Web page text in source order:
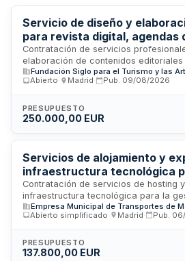
Servicio de diseño y
para revista digital, agendas
y newsletter de cultura de
Contratación de servicios
elaboración de contenidos
"Cultura Castilla y León", las
cultural de los cinco centros
(Museo de los Concilios, Museo de
Museo Etnográfico, Museo de la
cultural (newsletter) de periodicidad
incluye la conceptualización visual,
y edición de contenidos culturales
interesado en la oferta cultural
Fundación Siglo para el Turismo y las
Abierto
Madrid Pub. 09/08/2026
PRESUPUESTO
250.000,00 EUR
Servicios de alojamiento y
infraestructura tecnológica
de Empresa Municipal de
Madrid
Contratación de servicios de hosting
infraestructura tecnológica para la
página web de la Empresa Municipal
Madrid, S.A. El contrato incluye el
La adjudicación se realizará
simplificado, evaluando criterios de
Empresa Municipal de Transportes de
Abierto simplificado
Madrid Pub.
PRESUPUESTO
137.800,00 EUR